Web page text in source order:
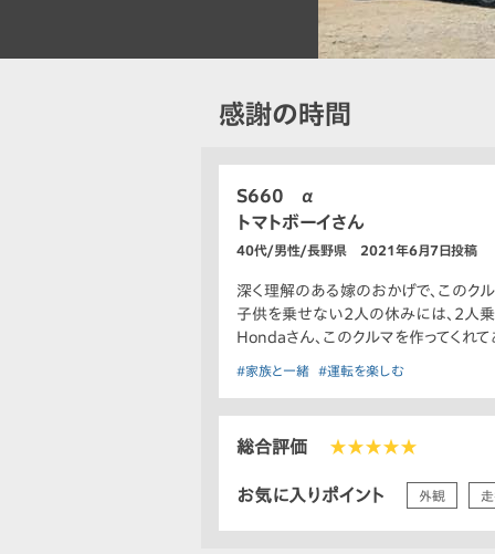
感謝の時間
S660 α
トマトボーイさん
40代/男性/長野県 2021年6月7日投稿
深く理解のある嫁のおかげで、このク
子供を乗せない2人の休みには、2人乗
Hondaさん、このクルマを作ってくれ
#家族と一緒 #運転を楽しむ
総合評価 ★★★★★
お気に入りポイント 外観